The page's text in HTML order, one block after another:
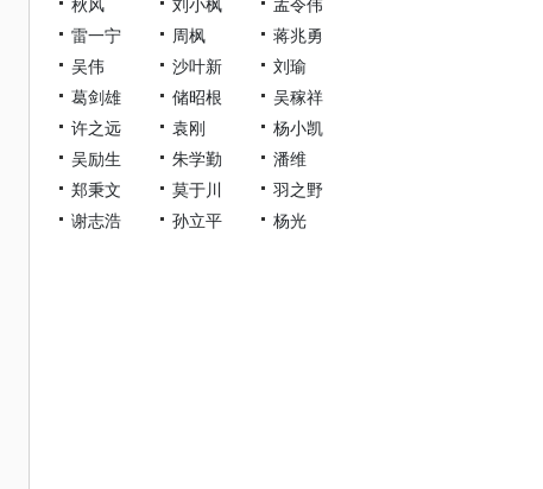
雷一宁
周枫
蒋兆勇
吴伟
沙叶新
刘瑜
葛剑雄
储昭根
吴稼祥
许之远
袁刚
杨小凯
吴励生
朱学勤
潘维
郑秉文
莫于川
羽之野
谢志浩
孙立平 杨光